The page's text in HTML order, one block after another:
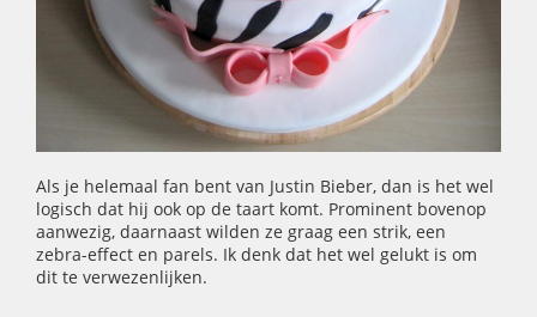
Als je helemaal fan bent van Justin Bieber, dan is het wel
logisch dat hij ook op de taart komt. Prominent bovenop
aanwezig, daarnaast wilden ze graag een strik, een
zebra-effect en parels. Ik denk dat het wel gelukt is om
dit te verwezenlijken.